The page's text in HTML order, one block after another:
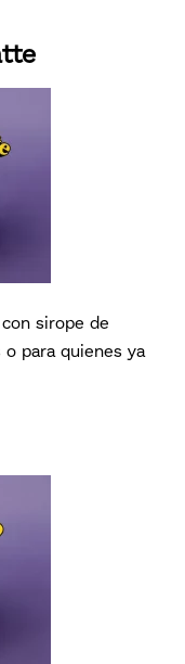
sirope de
para quienes ya